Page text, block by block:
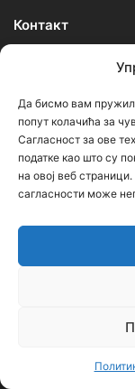
Да бисмо вам
попут колачића за
Сагласност за ове
податке као што су
на овој веб
сагласности може
Контакт
Ђорђе Бојанић,
Седиште:
Контакт: тел.
редакција
администратор –
…
утицајем ни једне